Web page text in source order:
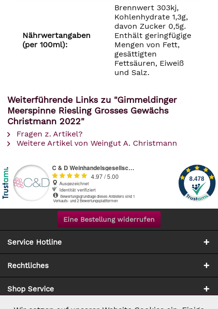
Nährwertangaben
(per 100ml):
Brennwert 303kj,
Kohlenhydrate 1,3g,
davon Zucker 0,5g.
Enthält geringfügige
Mengen von Fett,
gesättigten
Fettsäuren, Eiweiß
und Salz.
Weiterführende Links zu "Gimmeldinger
Meerspinne Riesling Grosses Gewächs
Christmann 2022"
Fragen z. Artikel?
Weitere Artikel von Weingut A. Christmann
Eine Bestellung widerrufen
Service Hotline
Rechtliches
Shop Service